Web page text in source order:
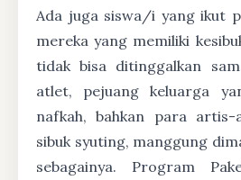
Ada juga siswa/i yang ikut
mereka yang memiliki
tidak bisa ditinggalkan
atlet, pejuang keluarga
nafkah, bahkan para
sibuk syuting, manggung
sebagainya. Program